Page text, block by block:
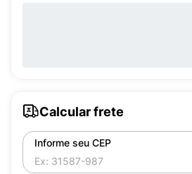
Calcular frete
Informe seu CEP